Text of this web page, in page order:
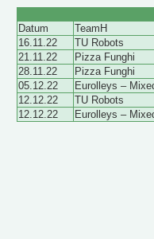
Datum
TeamH
16.11.22
TU Robots
21.11.22
Pizza Funghi
28.11.22
Pizza Funghi
05.12.22
Eurolleys –
12.12.22
TU Robots
12.12.22
Eurolleys –